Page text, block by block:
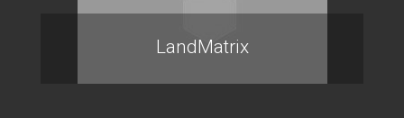
LandMatrix